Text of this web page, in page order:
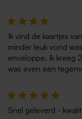
Ik vind de kaartjes
minder leuk vond
enveloppe. Ik kreeg
was even een
Snel geleverd -